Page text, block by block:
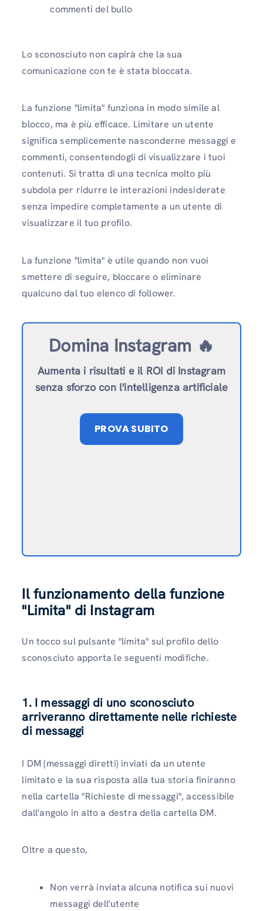
commenti del bullo
Lo sconosciuto non capirà che la sua
comunicazione con te è stata bloccata.
La funzione "limita" funziona in modo simile al
blocco, ma è più efficace. Limitare un utente
significa semplicemente nasconderne messaggi e
commenti, consentendogli di visualizzare i tuoi
contenuti. Si tratta di una tecnica molto più
subdola per ridurre le interazioni indesiderate
senza impedire completamente a un utente di
visualizzare il tuo profilo.
La funzione "limita" è utile quando non vuoi
smettere di seguire, bloccare o eliminare
qualcuno dal tuo elenco di follower.
Domina Instagram 🔥
Aumenta i risultati e il ROI di Instagram
senza sforzo con l'intelligenza artificiale
PROVA SUBITO
Il funzionamento della funzione
"Limita" di Instagram
Un tocco sul pulsante "limita" sul profilo dello
sconosciuto apporta le seguenti modifiche.
1. I messaggi di uno sconosciuto
arriveranno direttamente nelle richieste
di messaggi
I DM (messaggi diretti) inviati da un utente
limitato e la sua risposta alla tua storia finiranno
nella cartella "Richieste di messaggi", accessibile
dall'angolo in alto a destra della cartella DM.
Oltre a questo,
Non verrà inviata alcuna notifica sui nuovi
messaggi dell'utente